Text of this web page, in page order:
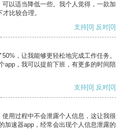
以适当降低一些。我个人觉得，一款加
比较合理。
支持[0] 反对[0]
，让我能够更轻松地完成工作任务。
app，我可以提前下班，有更多的时间陪
支持[0] 反对[0]
用过程中不会泄露个人信息，这让我很
加速器app，经常会出现个人信息泄露的